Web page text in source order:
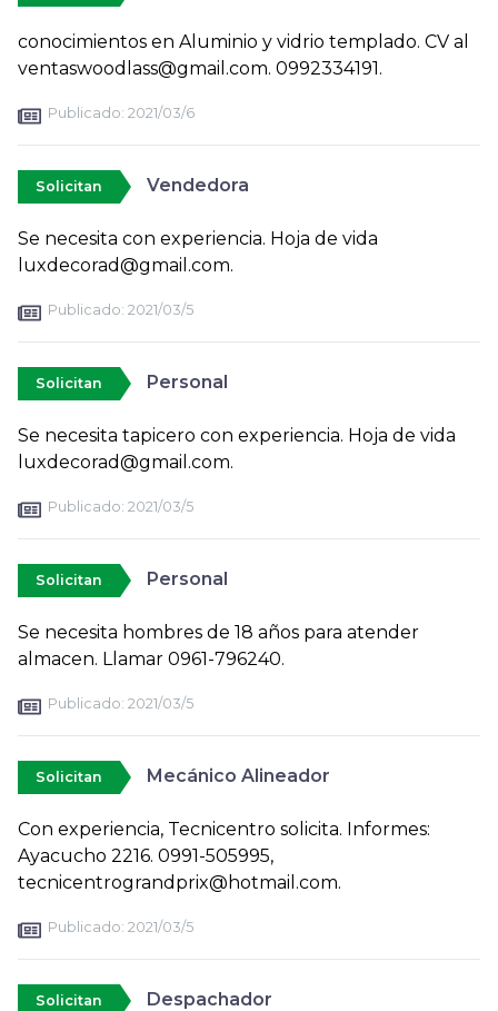
conocimientos en Aluminio y vidrio templado. CV al
ventaswoodlass@gmail.com. 0992334191.
Publicado: 2021/03/6
Solicitan Vendedora
Se necesita con experiencia. Hoja de vida
luxdecorad@gmail.com.
Publicado: 2021/03/5
Solicitan Personal
Se necesita tapicero con experiencia. Hoja de vida
luxdecorad@gmail.com.
Publicado: 2021/03/5
Solicitan Personal
Se necesita hombres de 18 años para atender
almacen. Llamar 0961-796240.
Publicado: 2021/03/5
Solicitan Mecánico Alineador
Con experiencia, Tecnicentro solicita. Informes:
Ayacucho 2216. 0991-505995,
tecnicentrograndprix@hotmail.com.
Publicado: 2021/03/5
Solicitan Despachador